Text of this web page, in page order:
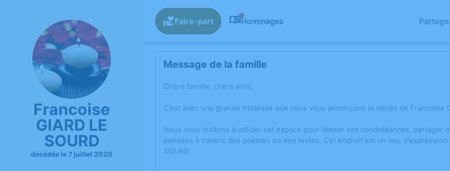
Francoise
GIARD LE
SOURD
décédée le 7 juillet 2020
Faire-part Hommages
Message de la famille
Chère famille, chers amis,
C’est avec une grande tristesse que nous vous annonçons le décès de Francoise
Nous vous invitons à utiliser cet espace pour laisser vos condoléances, partager
pensées à travers des poèmes ou des textes. Cet endroit est un lieu
SOURD.